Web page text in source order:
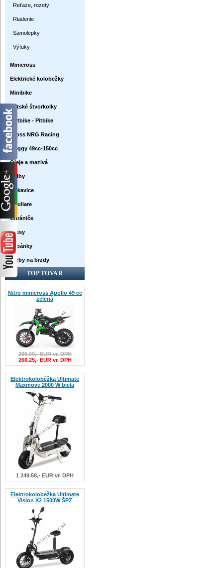
Reťaze, rozety
Riadenie
Samolepky
Výfuky
Minicross
Elektrické kolobežky
Minibike
Detské štvorkolky
Dirtbike - Pitbike
Cross NRG Racing
Buggy 49cc-150cc
Oleje a mazivá
Prilby
Rukavice
Okuliare
Chrániče
Dresy
Topánky
Farby na brzdy
TOP TOVAR
Nitro minicross Apollo 49 cc
zelená
299.00,- EUR vr. DPH
266.25,- EUR vr. DPH
Elektrokoloběžka Ultimate
Maxmove 2000 W biela
1 249.58,- EUR vr. DPH
Elektrokolobežka Ultimate
Vision X2 1500W ŠPZ